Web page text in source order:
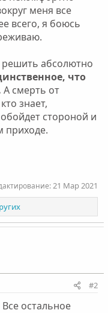
меня все
всего, я боюсь
абсолютно
что
А смерть от
знает,
стороной и
приходе.
21 Мар 2021
#2
остальное